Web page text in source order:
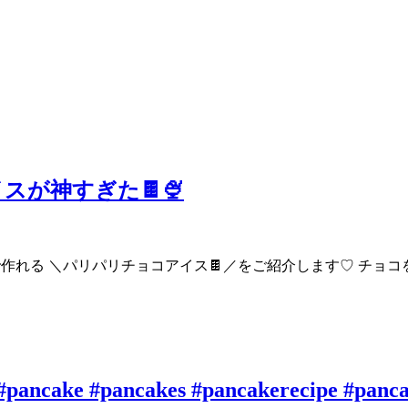
が神すぎた🍫🍨
れる ＼パリパリチョコアイス🍫／をご紹介します♡ チョ
#pancakes #pancakerecipe